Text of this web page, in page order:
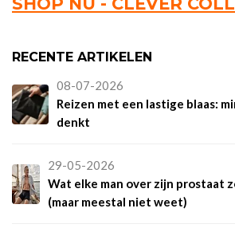
RECENTE ARTIKELEN
08-07-2026
Reizen met een lastige blaas:
denkt
29-05-2026
Wat elke man over zijn prostaat
(maar meestal niet weet)